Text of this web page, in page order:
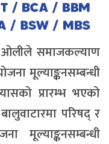
ओलीले समाजकल्याण
मूल्याङ्कनसम्बन्धी
प्रारम्भ भएको
परिषद् र
मूल्याङ्कनसम्बन्धी